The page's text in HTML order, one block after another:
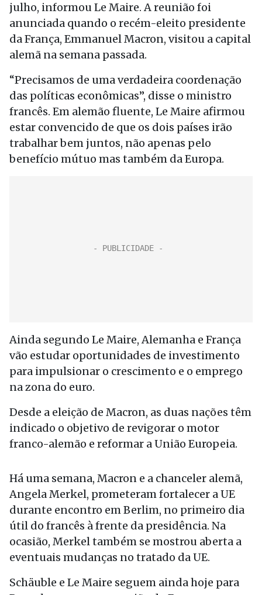
julho, informou Le Maire. A reunião foi
anunciada quando o recém-eleito presidente
da França, Emmanuel Macron, visitou a capital
alemã na semana passada.
“Precisamos de uma verdadeira coordenação
das políticas econômicas”, disse o ministro
francês. Em alemão fluente, Le Maire afirmou
estar convencido de que os dois países irão
trabalhar bem juntos, não apenas pelo
benefício mútuo mas também da Europa.
Ainda segundo Le Maire, Alemanha e França
vão estudar oportunidades de investimento
para impulsionar o crescimento e o emprego
na zona do euro.
Desde a eleição de Macron, as duas nações têm
indicado o objetivo de revigorar o motor
franco-alemão e reformar a União Europeia.
Há uma semana, Macron e a chanceler alemã,
Angela Merkel, prometeram fortalecer a UE
durante encontro em Berlim, no primeiro dia
útil do francês à frente da presidência. Na
ocasião, Merkel também se mostrou aberta a
eventuais mudanças no tratado da UE.
Schäuble e Le Maire seguem ainda hoje para